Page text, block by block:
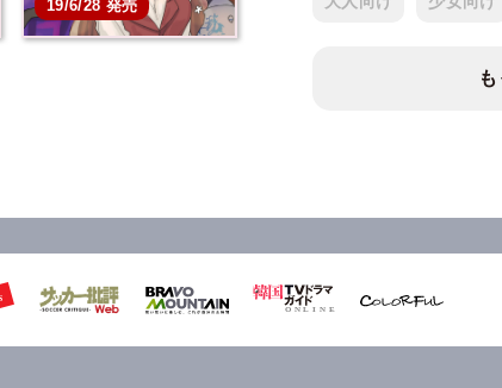
19/6/28 発売